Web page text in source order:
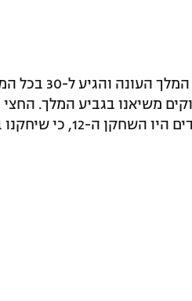
הצליח לכבוש את שערו הראשון
נכון שהיינו רחוקים משיאנו בגביע
גרוע, אבל השער שהבקיעו עזר לנו להתאושש.